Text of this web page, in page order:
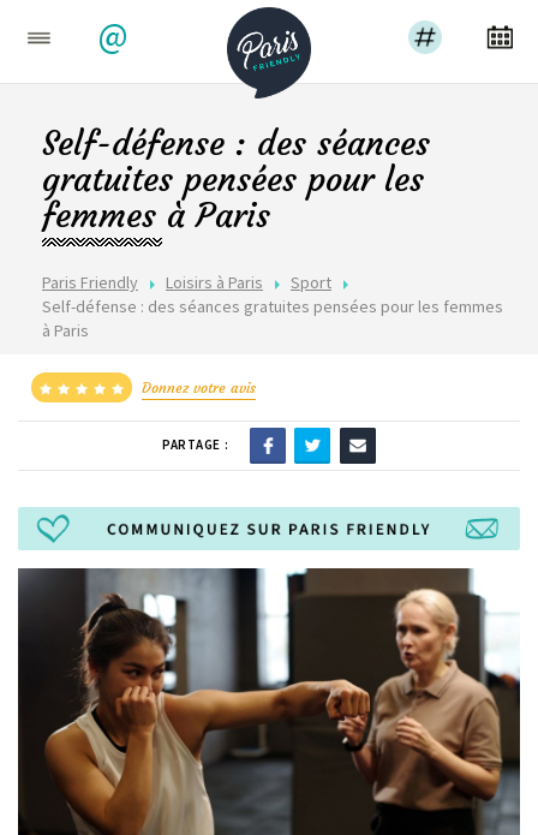
@
Paris Friendly Loisirs à Paris
Sport
Self-défense : des séances gratuites pensées pour les femmes
à Paris
Self-défense : des séances
gratuites pensées pour les
femmes à Paris
Donnez votre avis
PARTAGE :